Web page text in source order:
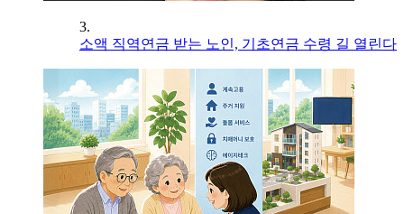
3.
소액 직역연금 받는 노인, 기초연금 수령 길 열린다